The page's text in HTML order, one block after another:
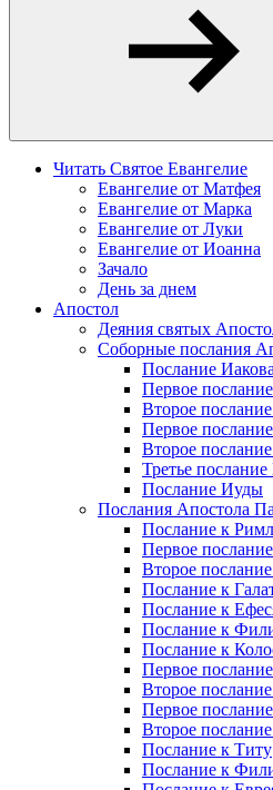
Читать Святое Евангелие
Евангелие от Матфея
Евангелие от Марка
Евангелие от Луки
Евангелие от Иоанна
Зачало
День за днем
Апостол
Деяния святых
Соборные послания
Послание Иакова
Первое
Второе
Первое
Второе
Третье
Послание Иуды
Послания Апостола
Послание к
Первое
Второе
Послание к
Послание к
Послание к
Послание к
Первое
Второе
Первое
Второе
Послание к Титу
Послание к